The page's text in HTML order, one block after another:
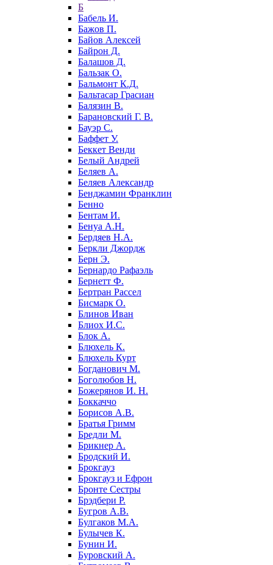
Б
Бабель И.
Бажов П.
Байов Алексей
Байрон Д.
Балашов Д.
Бальзак О.
Бальмонт К.Д.
Бальтасар Грасиан
Балязин В.
Барановский Г. В.
Бауэр С.
Баффет У.
Беккет Венди
Белый Андрей
Беляев А.
Беляев Александр
Бенджамин Франклин
Бенно
Бентам И.
Бенуа А.Н.
Бердяев Н.А.
Беркли Джордж
Берн Э.
Бернардо Рафаэль
Бернетт Ф.
Бертран Рассел
Бисмарк О.
Блинов Иван
Блиох И.С.
Блок А.
Блюхель К.
Блюхель Курт
Богданович М.
Боголюбов Н.
Божерянов И. Н.
Боккаччо
Борисов А.В.
Братья Гримм
Бредли М.
Брикнер А.
Бродский И.
Брокгауз
Брокгауз и Ефрон
Бронте Сестры
Брэдбери Р.
Бугров А.В.
Булгаков М.А.
Булычев К.
Бунин И.
Буровский А.